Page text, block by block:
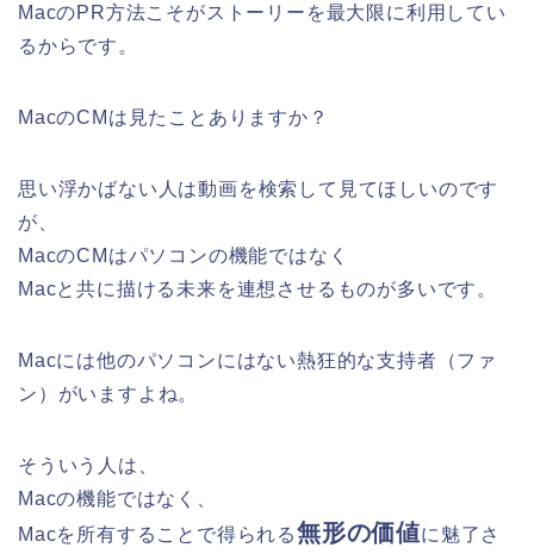
MacのPR方法こそがストーリーを最大限に利用してい
るからです。
MacのCMは見たことありますか？
思い浮かばない人は動画を検索して見てほしいのです
が、
MacのCMはパソコンの機能ではなく
Macと共に描ける未来を連想させるものが多いです。
Macには他のパソコンにはない熱狂的な支持者（ファ
ン）がいますよね。
そういう人は、
Macの機能ではなく、
Macを所有することで得られる無形の価値に魅了さ